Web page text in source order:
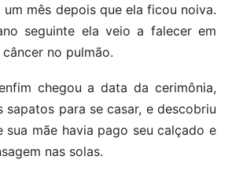
um mês depois que ela ficou noiva.
seguinte ela veio a falecer em
no pulmão.
chegou a data da cerimônia,
sapatos para se casar, e descobriu
sua mãe havia pago seu calçado e
nas solas.